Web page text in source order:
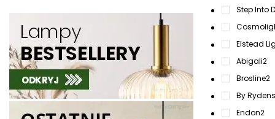
Step Into
Elstead
Abigali2
Brosline2
By Rydens
Endon2